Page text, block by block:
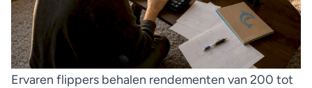
Ervaren flippers behalen rendementen van 200 tot